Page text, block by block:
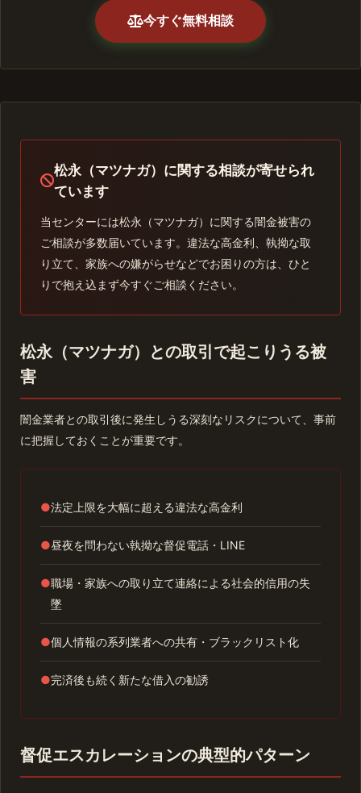
今すぐ無料相談
松永（マツナガ）に関する相談が寄せられ
ています
当センターには松永（マツナガ）に関する闇金被害の
ご相談が多数届いています。違法な高金利、執拗な取
り立て、家族への嫌がらせなどでお困りの方は、ひと
りで抱え込まず今すぐご相談ください。
松永（マツナガ）との取引で起こりうる被
害
闇金業者との取引後に発生しうる深刻なリスクについて、事前
に把握しておくことが重要です。
●法定上限を大幅に超える違法な高金利
●昼夜を問わない執拗な督促電話・LINE
●職場・家族への取り立て連絡による社会的信用の失
墜
●個人情報の系列業者への共有・ブラックリスト化
●完済後も続く新たな借入の勧誘
督促エスカレーションの典型的パターン